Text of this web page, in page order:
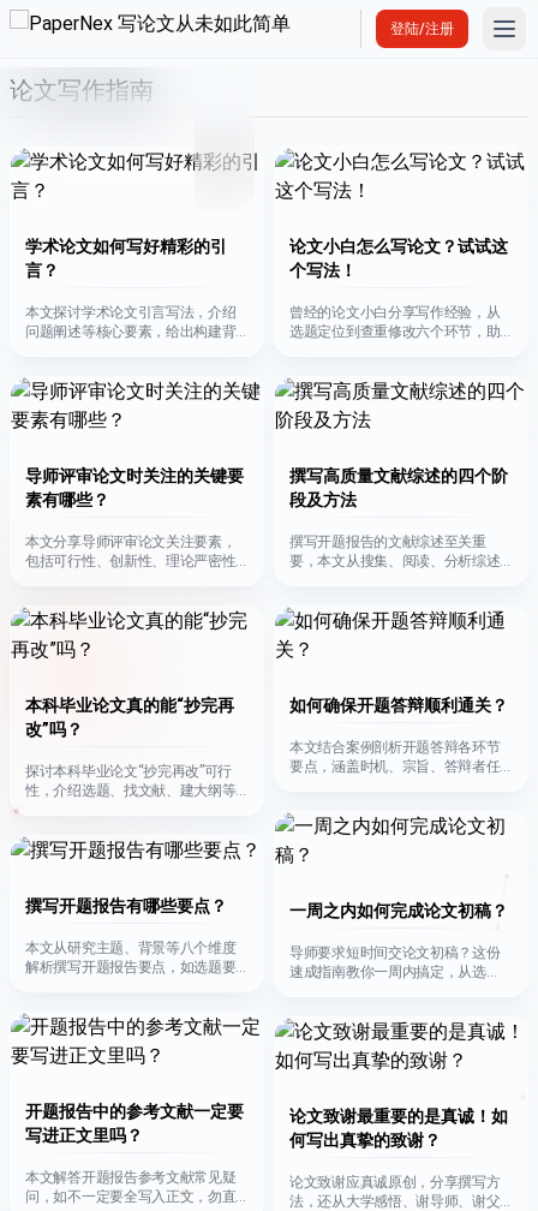
登陆/注册
论文写作指南
学术论文如何写好精彩的引
言？
本文探讨学术论文引言写法，介绍
问题阐述等核心要素，给出构建背
导师评审论文时关注的关键要
素有哪些？
本文分享导师评审论文关注要素，
包括可行性、创新性、理论严密性
本科毕业论文真的能“抄完再
改”吗？
探讨本科毕业论文“抄完再改”可行
性，介绍选题、找文献、建大纲等
撰写开题报告有哪些要点？
本文从研究主题、背景等八个维度
解析撰写开题报告要点，如选题要
开题报告中的参考文献一定要
写进正文里吗？
本文解答开题报告参考文献常见疑
问，如不一定要全写入正文，勿直
避重写困境。
论文小白怎么写论文？试试这
个写法！
曾经的论文小白分享写作经验，从
选题定位到查重修改六个环节，助
撰写高质量文献综述的四个阶
段及方法
撰写开题报告的文献综述至关重
要，本文从搜集、阅读、分析综述
如何确保开题答辩顺利通关？
本文结合案例剖析开题答辩各环节
要点，涵盖时机、宗旨、答辩者任
一周之内如何完成论文初稿？
导师要求短时间交论文初稿？这份
速成指南教你一周内搞定，从选
论文致谢最重要的是真诚！如
何写出真挚的致谢？
论文致谢应真诚原创，分享撰写方
法，还从大学感悟、谢导师、谢父